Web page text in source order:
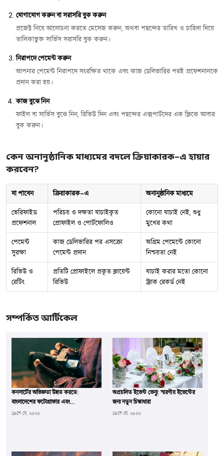
যোগাযোগ করুন বা সরাসরি বুক করুন
প্রজেক্ট নিয়ে আলোচনা করতে মেসেজ করুন, অথবা পছন্দের তারিখ ও চাহিদা দিয়ে
তালিকাভুক্ত সার্ভিস সরাসরি বুক করুন।
নিরাপদে পেমেন্ট করুন
আপনার পেমেন্ট নিরাপদে সংরক্ষিত থাকে এবং কাজ ডেলিভারির পরই প্রফেশনালকে
প্রদান করা হয়।
কাজ বুঝে নিন
ফাইল বা সার্ভিস বুঝে নিন, রিভিউ দিন এবং পছন্দের এক্সপার্টদের এক ক্লিকে আবার
বুক করুন।
কেন অনানুষ্ঠানিক মাধ্যমের বদলে ক্রিয়াকারক-এ হায়ার
করবেন?
যা পাবেন ক্রিয়াকারক-এ অনানুষ্ঠানিক মাধ্যমে
ভেরিফাইড
প্রফেশনাল
পরিচয় ও দক্ষতা যাচাইকৃত
প্রোফাইল ও পোর্টফোলিও
কোনো যাচাই নেই, শুধু
মুখের কথা
পেমেন্ট
সুরক্ষা
কাজ ডেলিভারির পর এসক্রো
পেমেন্ট প্রদান
অগ্রিম পেমেন্টে কোনো
নিশ্চয়তা নেই
রিভিউ ও
রেটিং
প্রতিটি প্রোফাইলে প্রকৃত ক্লায়েন্ট
রিভিউ
যাচাই করার মতো কোনো
ট্র্যাক রেকর্ড নেই
সম্পর্কিত আর্টিকেল
কনসার্টের অভিজ্ঞতা উন্নত করতে:
বাংলাদেশের ফটোগ্রাফার এবং
সিনেমাটোগ্রাফারদের ভূমিকা
১৯শে মে, ২০২৬
অপ্রচলিত ইভেন্ট ভেন্যু: স্মরণীয় ইভেন্টের
জন্য নতুন চিন্তাধারা
১৯শে মে, ২০২৬